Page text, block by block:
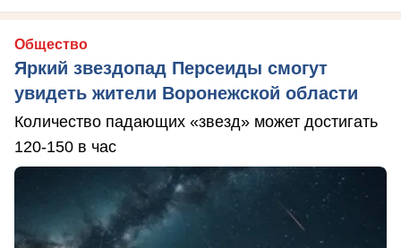
Общество
Яркий звездопад Персеиды смогут
увидеть жители Воронежской области
Количество падающих «звезд» может достигать
120-150 в час